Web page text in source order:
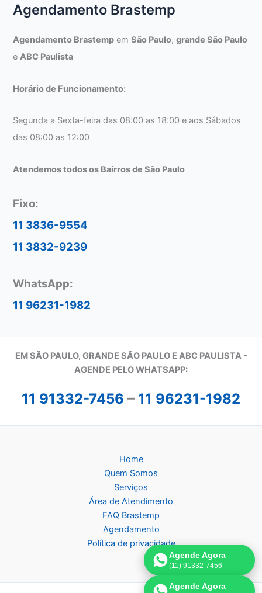
Agendamento Brastemp
Agendamento Brastemp emSão Paulo,grande São Paulo
eABC Paulista
Horário de Funcionamento:
Segunda a Sexta-feira das 08:00 as 18:00 e aos Sábados
das 08:00 as 12:00
Atendemos todos os Bairros de São Paulo
Fixo:
11 3836-9554
11 3832-9239
WhatsApp:
11 96231-1982
EM SÃO PAULO, GRANDE SÃO PAULO E ABC PAULISTA -
AGENDE PELO WHATSAPP:
11 91332-7456 – 11 96231-1982
Home
Quem Somos
Serviços
Área de Atendimento
FAQ Brastemp
Agendamento
Política de privacidade
Agende Agora
(11) 91332-7456
Agende Agora